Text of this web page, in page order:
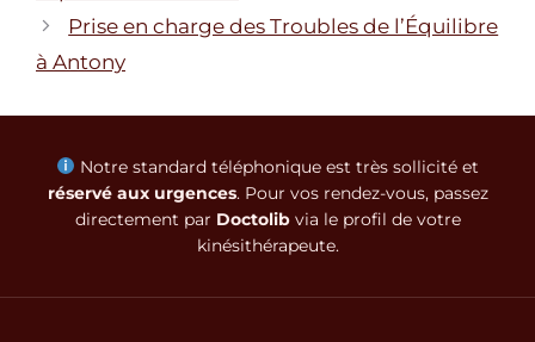
Prise en charge des Troubles de l’Équilibre
à Antony
Notre standard téléphonique est très sollicité et
réservé aux urgences. Pour vos rendez-vous, passez
directement par Doctolibvia le profil de votre
kinésithérapeute.